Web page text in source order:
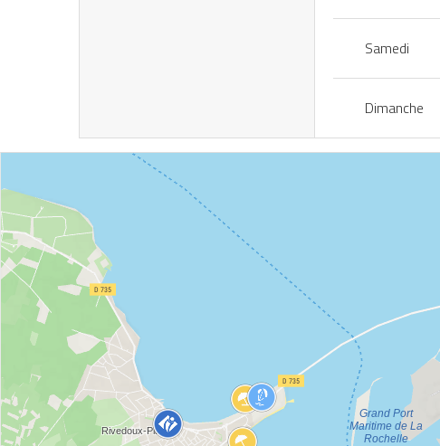
Samedi
Dimanche